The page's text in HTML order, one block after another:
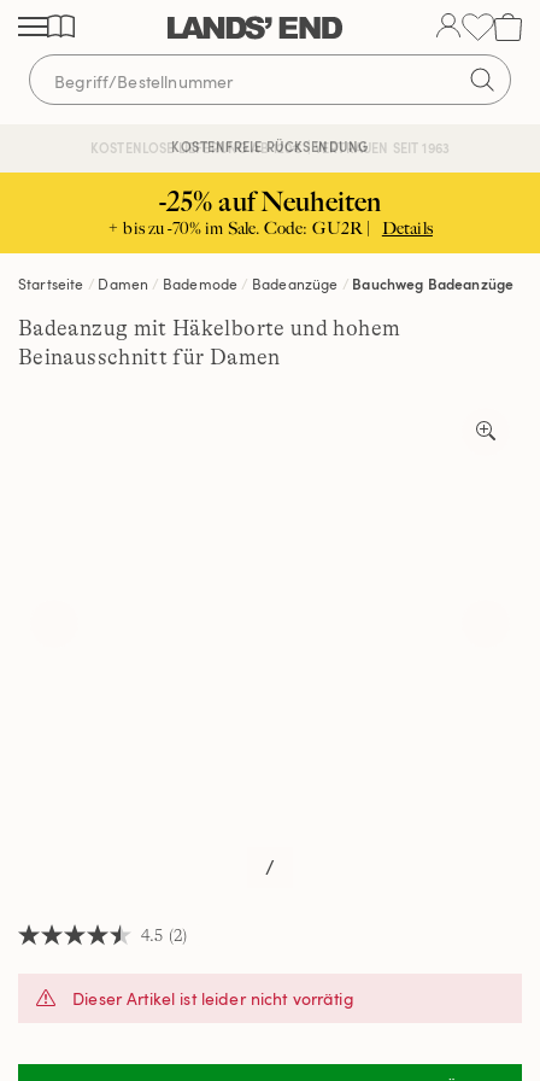
Direkt
zum
Inhalt
Direkt
zur
Navigation
Direkt
zur
Suche
KOSTENLOSE LIEFERUNG AB 120€ | VERTRAUEN SEIT 1963
KOSTENFREIE RÜCKSENDUNG
-25% auf Neuheiten
+ bis zu -70% im Sale. Code: GU2R | Details
Startseite Damen Bademode Badeanzüge Bauchweg Badeanzüge
Badeanzug mit Häkelborte und hohem
Beinausschnitt für Damen
/
4.5
Sternen,
Bewertung.
4.5 (2)
Dieser Artikel ist leider nicht vorrätig